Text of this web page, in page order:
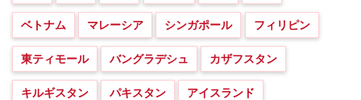
ベトナム マレーシア シンガポール フィリピン
東ティモール バングラデシュ カザフスタン
キルギスタン パキスタン アイスランド